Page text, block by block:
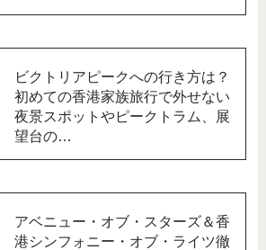
ビクトリアピークへの行き方は？
初めての香港家族旅行で外せない
夜景スポットやピークトラム、展
望台の…
アベニュー・オブ・スターズ＆香
港シンフォニー・オブ・ライツ徹